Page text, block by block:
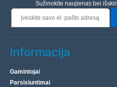
Sužinokite naujienas bei
Informacija
Gamintojai
Parsisiuntimai